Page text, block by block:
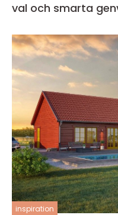
val och smarta
inspiration